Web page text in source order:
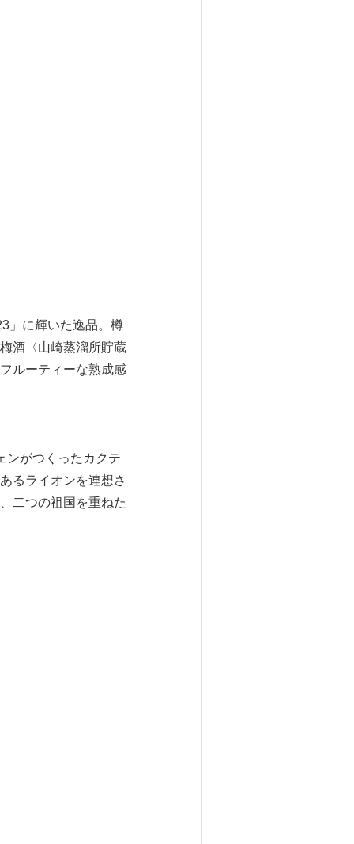
」に輝いた逸品。樽
酒〈山崎蒸溜所貯蔵
ルーティーな熟成感
ンがつくったカクテ
るライオンを連想さ
二つの祖国を重ねた